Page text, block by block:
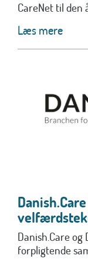
CareNet til den
Læs mere
Danish.Care
forpligtende